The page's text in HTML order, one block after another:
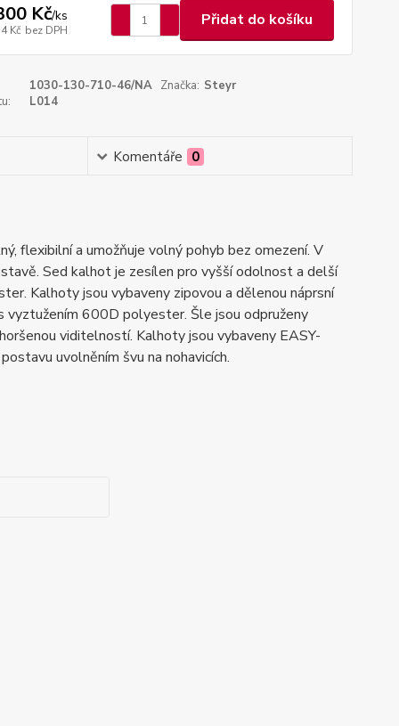
Kč/ks
Kč bez DPH
Přidat do košíku
1030-130-710-46/NA
L014
Značka: Steyr
Komentáře 0
flexibilní a umožňuje volný pohyb bez omezení. V
Sed kalhot je zesílen pro vyšší odolnost a delší
Kalhoty jsou vybaveny zipovou a dělenou náprsní
vyztužením 600D polyester. Šle jsou odpruženy
viditelností. Kalhoty jsou vybaveny EASY-
uvolněním švu na nohavicích.